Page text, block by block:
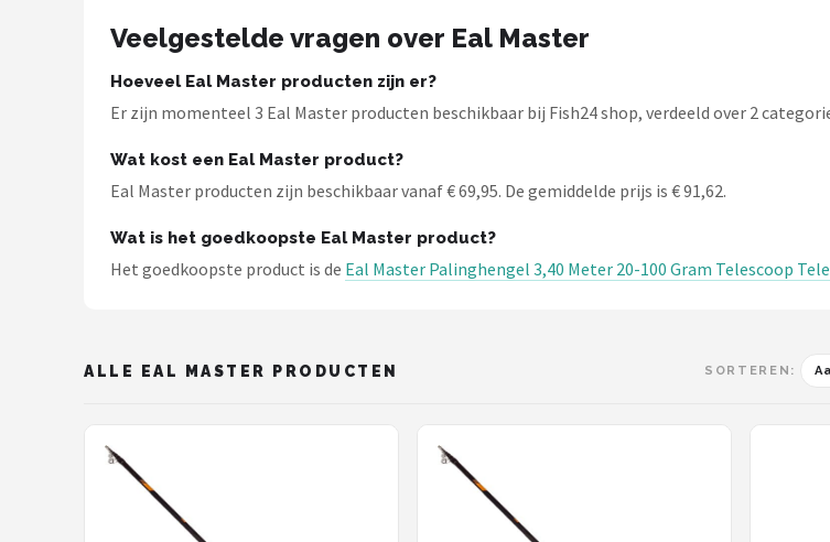
Veelgestelde vragen over Eal Master
Hoeveel Eal Master producten zijn er?
Er zijn momenteel 3 Eal Master producten beschikbaar bij Fish24 shop, verdeeld over 2
Wat kost een Eal Master product?
Eal Master producten zijn beschikbaar vanaf € 69,95. De gemiddelde prijs is € 91,62.
Wat is het goedkoopste Eal Master product?
Het goedkoopste product is de Eal Master Palinghengel 3,40 Meter 20-100 Gram Telescoop
ALLE EAL MASTER PRODUCTEN SORTEREN: